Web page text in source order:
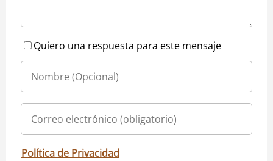
Quiero una respuesta para este mensaje
Política de Privacidad